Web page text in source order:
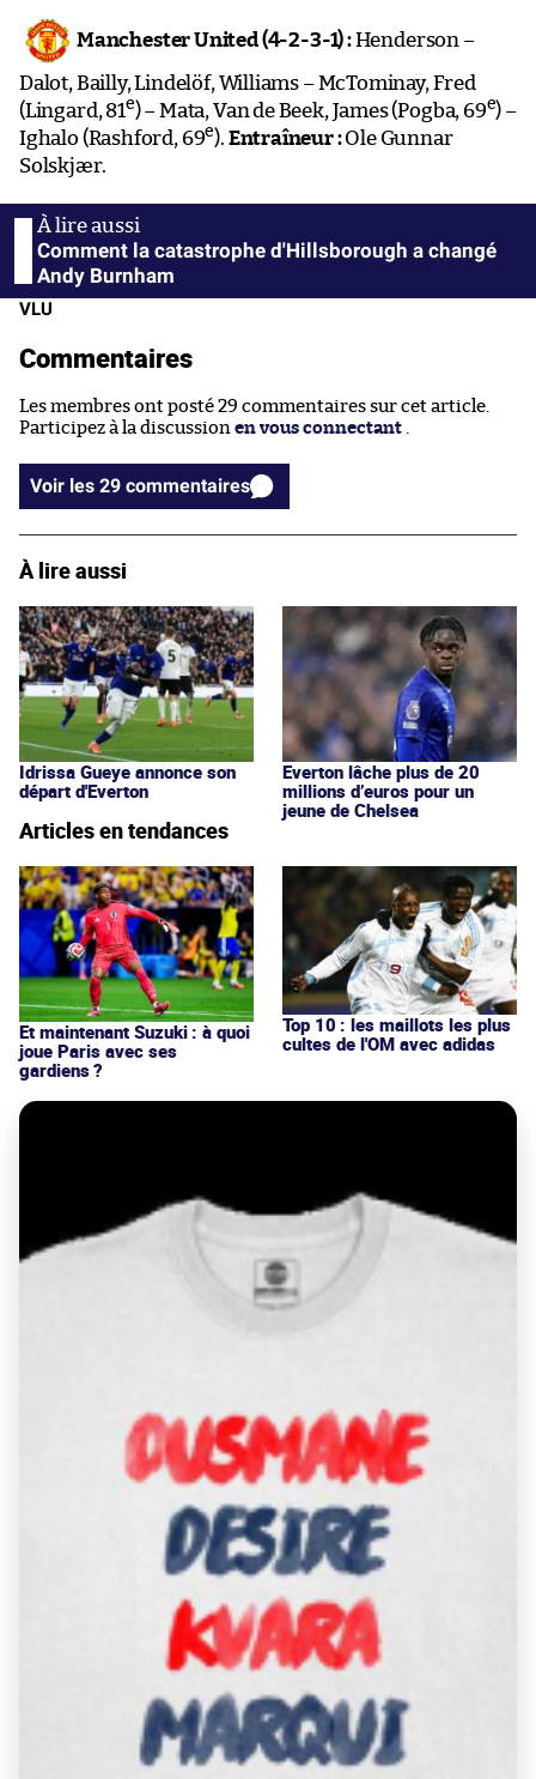
Manchester United (4-2-3-1) :Henderson –
Dalot, Bailly, Lindelöf, Williams – McTominay, Fred
(Lingard, 81e) – Mata, Van de Beek, James (Pogba, 69e) –
Ighalo (Rashford, 69e). Entraîneur :Ole Gunnar
Solskjær.
Comment la catastrophe d'Hillsborough a changé
Andy Burnham
VLU
Commentaires
Les membres ont posté 29 commentaires sur cet article.
Participez à la discussion en vous connectant
Voir les 29 commentaires
À lire aussi
Idrissa Gueye annonce son
départ d'Everton
Everton lâche plus de 20
millions d’euros pour un
jeune de Chelsea
Articles en tendances
Et maintenant Suzuki : à quoi
joue Paris avec ses
gardiens ?
Top 10 : les maillots les plus
cultes de l'OM avec adidas